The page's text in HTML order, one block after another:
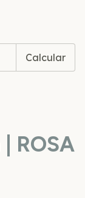
Calcular
ROSA